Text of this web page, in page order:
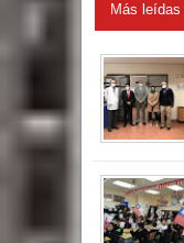
Más leídas